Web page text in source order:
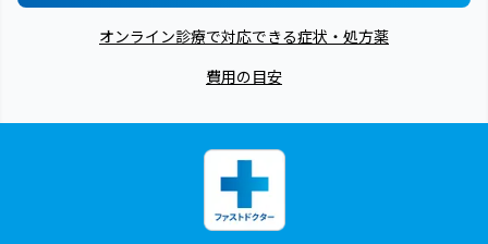
オンライン診療で対応できる症状・処方薬
費用の目安